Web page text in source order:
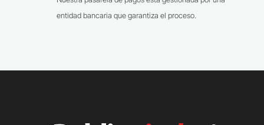
entidad bancaria que garantiza el proceso.